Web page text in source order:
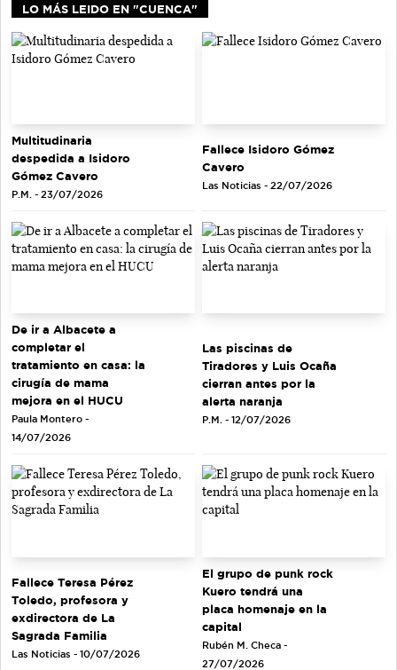
LO MÁS LEIDO EN "CUENCA"
Multitudinaria
despedida a Isidoro
Gómez Cavero
P.M. - 23/07/2026
Fallece Isidoro Gómez
Cavero
Las Noticias - 22/07/2026
De ir a Albacete a
completar el
tratamiento en casa: la
cirugía de mama
mejora en el HUCU
Paula Montero -
14/07/2026
Las piscinas de
Tiradores y Luis Ocaña
cierran antes por la
alerta naranja
P.M. - 12/07/2026
Fallece Teresa Pérez
Toledo, profesora y
exdirectora de La
Sagrada Familia
Las Noticias - 10/07/2026
El grupo de punk rock
Kuero tendrá una
placa homenaje en la
capital
Rubén M. Checa -
27/07/2026